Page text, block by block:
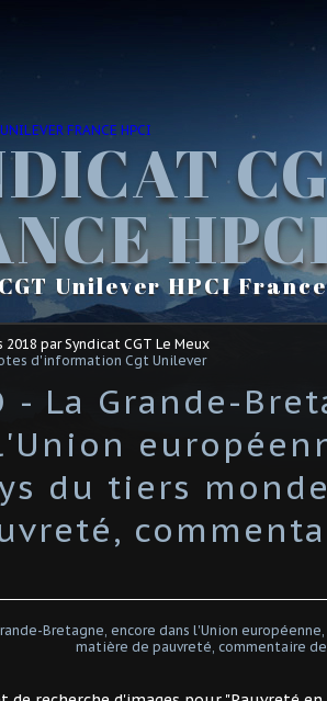
Unilever HPCI France
2018 par Syndicat CGT Le Meux
d'information Cgt Unilever
- La Grande-
du tiers